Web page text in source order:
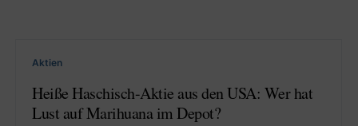
Aktien
Heiße Haschisch-Aktie aus den USA: Wer hat
Lust auf Marihuana im Depot?